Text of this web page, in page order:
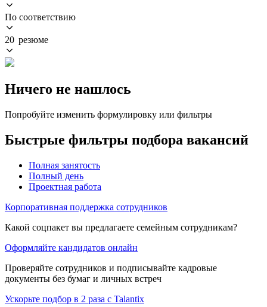
По соответствию
20 резюме
Ничего не нашлось
Попробуйте изменить формулировку или фильтры
Быстрые фильтры подбора вакансий
Полная занятость
Полный день
Проектная работа
Корпоративная поддержка сотрудников
Какой соцпакет вы предлагаете семейным сотрудникам?
Оформляйте кандидатов онлайн
Проверяйте сотрудников и подписывайте кадровые
документы без бумаг и личных встреч
Ускорьте подбор в 2 раза с Talantix